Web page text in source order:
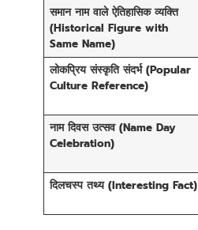
समान नाम वाले ऐतिहासिक व्यक्ति
(Historical Figure with
Same Name)
लोकप्रिय संस्कृति संदर्भ (Popular
Culture Reference)
नाम दिवस उत्सव (Name Day
Celebration)
दिलचस्प तथ्य (Interesting Fact)